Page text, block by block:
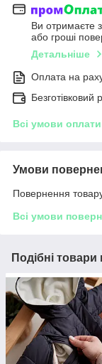
Ви отримаєте
або гроші
Детальніше
Оплата на
Безготівковий
Всі умови оплати
Умови
Повернення
Всі умови
Подібні товари